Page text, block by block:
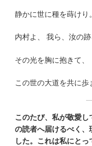
静かに世に種を蒔けり。
内村よ、 我ら、汝の跡
その光を胸に抱きて、
この世の大道を共に歩
このたび、私が敬愛
の読者へ届けるべく、
した。これは私にと